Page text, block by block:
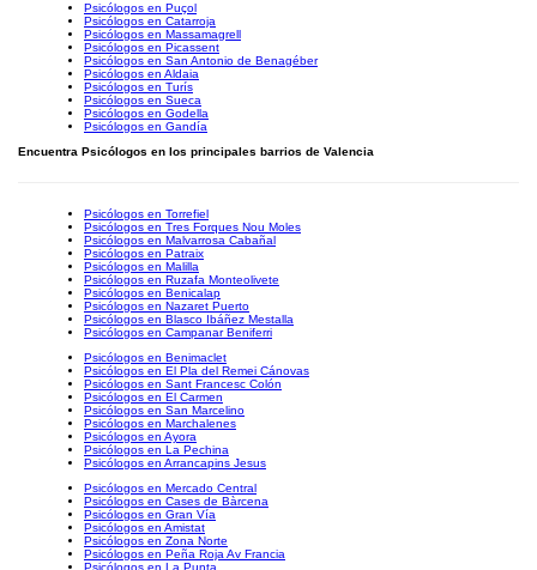
Psicólogos en Puçol
Psicólogos en Catarroja
Psicólogos en Massamagrell
Psicólogos en Picassent
Psicólogos en San Antonio de Benagéber
Psicólogos en Aldaia
Psicólogos en Turís
Psicólogos en Sueca
Psicólogos en Godella
Psicólogos en Gandía
Encuentra Psicólogos en los principales barrios de Valencia
Psicólogos en Torrefiel
Psicólogos en Tres Forques Nou Moles
Psicólogos en Malvarrosa Cabañal
Psicólogos en Patraix
Psicólogos en Malilla
Psicólogos en Ruzafa Monteolivete
Psicólogos en Benicalap
Psicólogos en Nazaret Puerto
Psicólogos en Blasco Ibáñez Mestalla
Psicólogos en Campanar Beniferri
Psicólogos en Benimaclet
Psicólogos en El Pla del Remei Cánovas
Psicólogos en Sant Francesc Colón
Psicólogos en El Carmen
Psicólogos en San Marcelino
Psicólogos en Marchalenes
Psicólogos en Ayora
Psicólogos en La Pechina
Psicólogos en Arrancapins Jesus
Psicólogos en Mercado Central
Psicólogos en Cases de Bàrcena
Psicólogos en Gran Vía
Psicólogos en Amistat
Psicólogos en Zona Norte
Psicólogos en Peña Roja Av Francia
Psicólogos en La Punta